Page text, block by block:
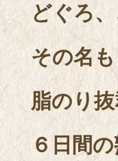
どぐろ
その名も
脂のり
６日間